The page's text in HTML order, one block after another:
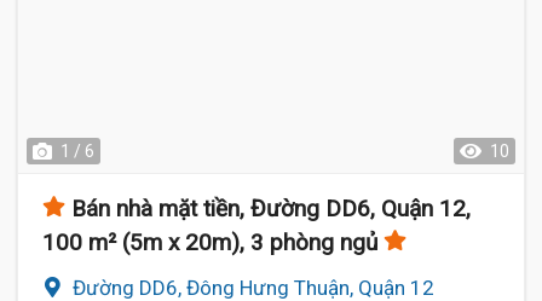
1 / 6 10
Bán nhà mặt tiền, Đường DD6, Quận 12,
100 m² (5m x 20m), 3 phòng ngủ
Đường DD6, Đông Hưng Thuận, Quận 12